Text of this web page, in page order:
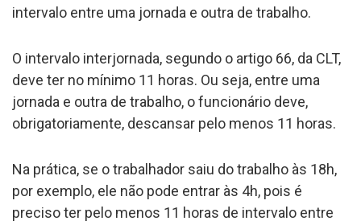
intervalo entre uma jornada e outra de trabalho.
O intervalo interjornada, segundo o artigo 66, da CLT,
deve ter no mínimo 11 horas. Ou seja, entre uma
jornada e outra de trabalho, o funcionário deve,
obrigatoriamente, descansar pelo menos 11 horas.
Na prática, se o trabalhador saiu do trabalho às 18h,
por exemplo, ele não pode entrar às 4h, pois é
preciso ter pelo menos 11 horas de intervalo entre